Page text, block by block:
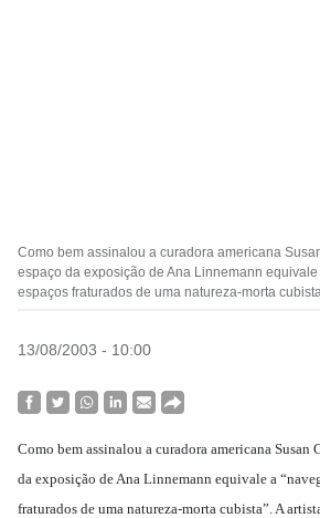
Como bem assinalou a curadora americana
espaço da exposição de Ana Linnemann
espaços fraturados de uma natureza-morta
13/08/2003 - 10:00
Como bem assinalou a curadora americana Susan
da exposição de Ana Linnemann equivale a
fraturados de uma natureza-morta cubista”. A